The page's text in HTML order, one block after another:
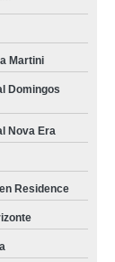
Martini
Domingos
Nova Era
Residence